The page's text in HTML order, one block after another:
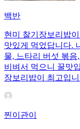
백반
현미 찰기장보리밥
맛있게 먹었답니다.
물, 느타리 버섯 볶
비벼서 먹으니 꿀맛
장보리밥이 최고입
찐이관이